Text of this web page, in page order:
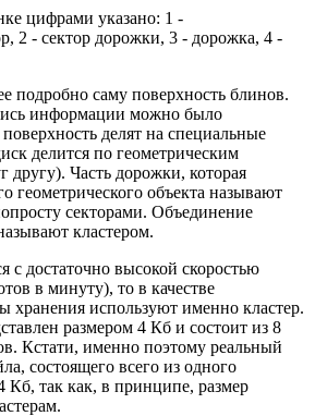
цифрами указано: 1 -
2 - сектор дорожки, 3 - дорожка, 4 -
подробно саму поверхность блинов.
информации можно было
делят на специальные
делится по геометрическим
другу). Часть дорожки, которая
геометрического объекта называют
секторами. Объединение
кластером.
с достаточно высокой скоростью
в минуту), то в качестве
используют именно кластер.
размером 4 Кб и состоит из 8
Кстати, именно поэтому реальный
состоящего всего из одного
Кб, так как, в принципе, размер